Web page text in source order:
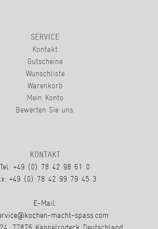
SERVICE
Kontakt
Gutscheine
Wunschliste
Warenkorb
Mein Konto
Bewerten Sie uns.
KONTAKT
Tel: +49 (0) 78 42 98 61 0
+49 (0) 78 42 99 79 45 3
E-Mail:
macht-spass.com
77876 Kappelrodeck Deutschland